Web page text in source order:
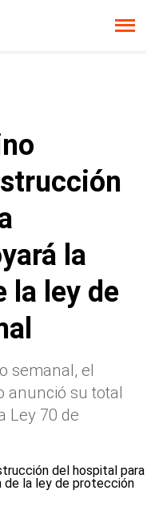
la
la ley de
semanal, el
anunció su total
Ley 70 de